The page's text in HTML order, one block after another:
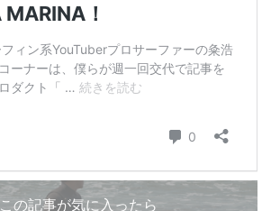
この記事が気に入ったら